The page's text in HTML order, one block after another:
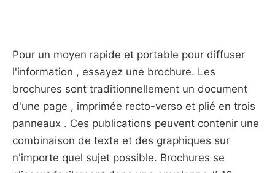
Pour un moyen rapide et portable pour diffuser
l'information , essayez une brochure. Les
brochures sont traditionnellement un document
d'une page , imprimée recto-verso et plié en trois
panneaux . Ces publications peuvent contenir une
combinaison de texte et des graphiques sur
n'importe quel sujet possible. Brochures se